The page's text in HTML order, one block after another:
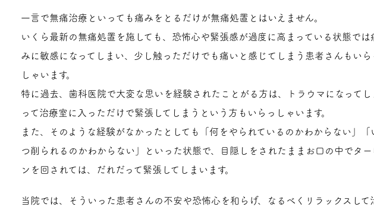
一言で無痛治療といっても痛みをとるだけが無痛処置とはいえません。
いくら最新の無痛処置を施しても、恐怖心や緊張感が過度に高まっている状態では
みに敏感になってしまい、少し触っただけでも痛いと感じてしまう患者さんもいら
しゃいます。
特に過去、歯科医院で大変な思いを経験されたことがる方は、トラウマになってし
って治療室に入っただけで緊張してしまうという方もいらっしゃいます。
また、そのような経験がなかったとしても「何をやられているのかわからない」「
つ削られるのかわからない」といった状態で、目隠しをされたままお口の中でター
ンを回されては、だれだって緊張してしまいます。
当院では、そういった患者さんの不安や恐怖心を和らげ、なるべくリラックスし